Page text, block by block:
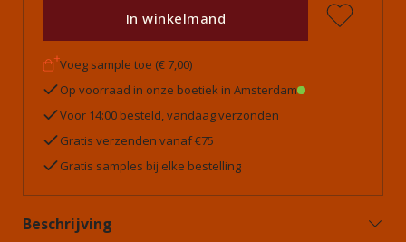
In winkelmand
Voeg sample toe (€ 7,00)
Op voorraad in onze boetiek in Amsterdam
Voor 14:00 besteld, vandaag verzonden
Gratis verzenden vanaf €75
Gratis samples bij elke bestelling
Beschrijving